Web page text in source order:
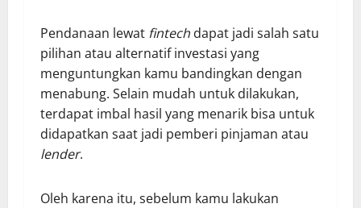
Pendanaan lewat fintech dapat jadi salah satu
pilihan atau alternatif investasi yang
menguntungkan kamu bandingkan dengan
menabung. Selain mudah untuk dilakukan,
terdapat imbal hasil yang menarik bisa untuk
didapatkan saat jadi pemberi pinjaman atau
lender.
Oleh karena itu, sebelum kamu lakukan